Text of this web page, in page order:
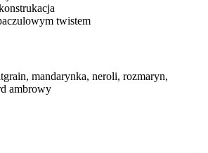
twistem
mandarynka, neroli, rozmaryn,
ambrowy